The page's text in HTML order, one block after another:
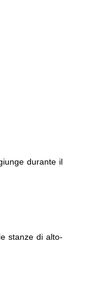
durante il
stanze di alto-